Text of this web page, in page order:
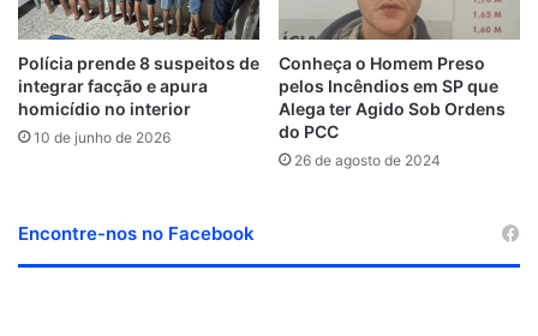
Polícia prende 8 suspeitos de
integrar facção e apura
homicídio no interior
10 de junho de 2026
Conheça o Homem Preso
pelos Incêndios em SP que
Alega ter Agido Sob Ordens
do PCC
26 de agosto de 2024
Encontre-nos no Facebook